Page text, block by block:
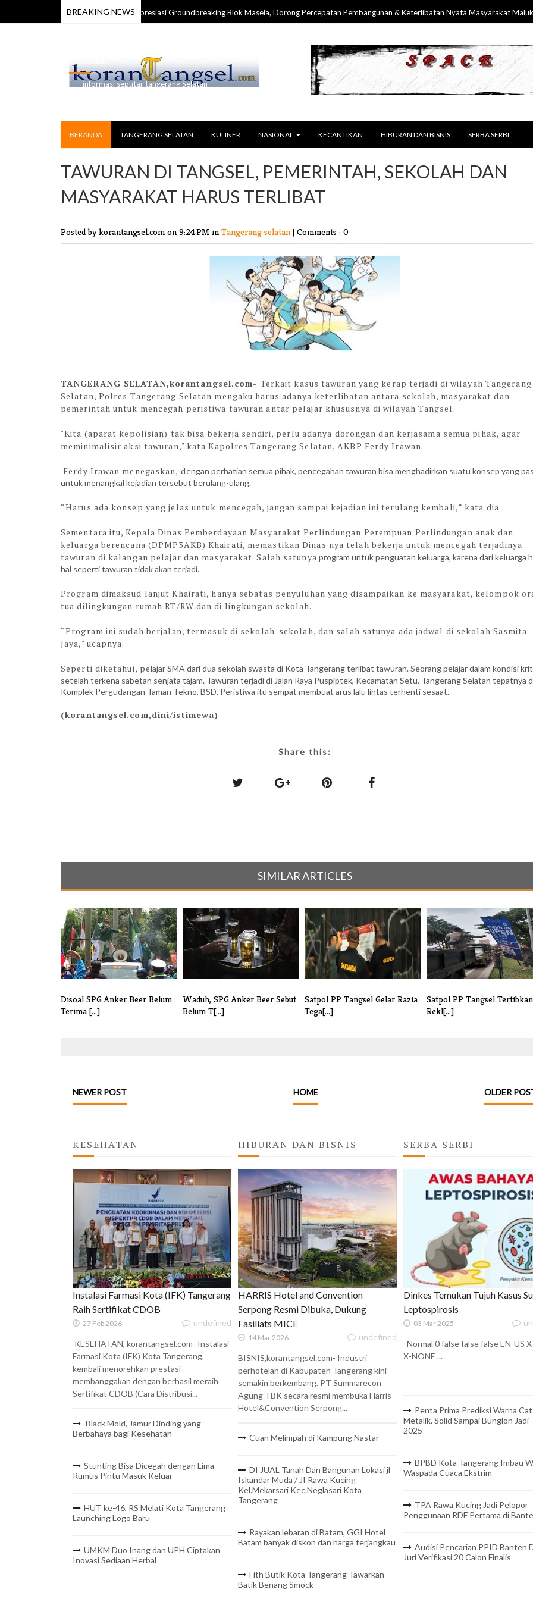
BREAKING NEWS
Karang Taruna Maluku Apresiasi Groundbreaking Blok Masela, Dorong Percepatan Pembangunan & Keterlibatan Nyata Masyarakat Maluku
informasi seputar tangerang Selatan
BERANDA TANGERANG SELATAN KULINER NASIONAL KECANTIKAN HIBURAN DAN BISNIS SERBA SERBI
TAWURAN DI TANGSEL, PEMERINTAH, SEKOLAH DAN
MASYARAKAT HARUS TERLIBAT
Posted by korantangsel.com on 9:24 PM in Tangerang selatan | Comments : 0
TANGERANG SELATAN,korantangsel.com- Terkait kasus tawuran yang kerap terjadi di wilayah Tangerang
Selatan, Polres Tangerang Selatan mengaku harus adanya keterlibatan antara sekolah, masyarakat dan
pemerintah untuk mencegah peristiwa tawuran antar pelajar khususnya di wilayah Tangsel.
"Kita (aparat kepolisian) tak bisa bekerja sendiri, perlu adanya dorongan dan kerjasama semua pihak, agar
meminimalisir aksi tawuran," kata Kapolres Tangerang Selatan, AKBP Ferdy Irawan.
Ferdy Irawan menegaskan, dengan perhatian semua pihak, pencegahan tawuran bisa menghadirkan suatu konsep yang
untuk menangkal kejadian tersebut berulang-ulang.
“Harus ada konsep yang jelas untuk mencegah, jangan sampai kejadian ini terulang kembali,” kata dia.
Sementara itu, Kepala Dinas Pemberdayaan Masyarakat Perlindungan Perempuan Perlindungan anak dan
keluarga berencana (DPMP3AKB) Khairati, memastikan Dinas nya telah bekerja untuk mencegah terjadinya
tawuran di kalangan pelajar dan masyarakat. Salah satunya program untuk penguatan keluarga, karena dari keluarga
hal seperti tawuran tidak akan terjadi.
Program dimaksud lanjut Khairati, hanya sebatas penyuluhan yang disampaikan ke masyarakat, kelompok
tua dilingkungan rumah RT/RW dan di lingkungan sekolah.
“Program ini sudah berjalan, termasuk di sekolah-sekolah, dan salah satunya ada jadwal di sekolah Sasmita
Jaya," ucapnya.
Seperti diketahui, pelajar SMA dari dua sekolah swasta di Kota Tangerang terlibat tawuran. Seorang pelajar dalam kondisi
setelah terkena sabetan senjata tajam. Tawuran terjadi di Jalan Raya Puspiptek, Kecamatan Setu, Tangerang Selatan tepatnya
Komplek Pergudangan Taman Tekno, BSD. Peristiwa itu sempat membuat arus lalu lintas terhenti sesaat.
(korantangsel.com,dini/istimewa)
Share this:
SIMILAR ARTICLES
Disoal SPG Anker Beer Belum
Terima [...]
Waduh, SPG Anker Beer Sebut
Belum T[...]
Satpol PP Tangsel Gelar Razia
Tega[...]
Satpol PP Tangsel
Rekl[...]
NEWER POST OLDER
HOME
KESEHATAN
Instalasi Farmasi Kota (IFK) Tangerang
Raih Sertifikat CDOB
27 Feb 2026 undefined
KESEHATAN, korantangsel.com- Instalasi
Farmasi Kota (IFK) Kota Tangerang,
kembali menorehkan prestasi
membanggakan dengan berhasil meraih
Sertifikat CDOB (Cara Distribusi...
Black Mold, Jamur Dinding yang
Berbahaya bagi Kesehatan
Stunting Bisa Dicegah dengan Lima
Rumus Pintu Masuk Keluar
HUT ke-46, RS Melati Kota Tangerang
Launching Logo Baru
UMKM Duo Inang dan UPH Ciptakan
Inovasi Sediaan Herbal
HIBURAN DAN BISNIS
HARRIS Hotel and Convention
Serpong Resmi Dibuka, Dukung
Fasiliats MICE
14 Mar 2026 undefined
BISNIS,korantangsel.com- Industri
perhotelan di Kabupaten Tangerang kini
semakin berkembang. PT Summarecon
Agung TBK secara resmi membuka Harris
Hotel&Convention Serpong...
Cuan Melimpah di Kampung Nastar
DI JUAL Tanah Dan Bangunan Lokasi jl
Iskandar Muda / JI Rawa Kucing
Kel.Mekarsari Kec.Neglasari Kota
Tangerang
Rayakan lebaran di Batam, GGI Hotel
Batam banyak diskon dan harga terjangkau
Fith Butik Kota Tangerang Tawarkan
Batik Benang Smock
SERBA SERBI
Dinkes Temukan Tujuh Kasus
Leptospirosis
03 Mar 2025
Normal 0 false false false EN-US
X-NONE ...
Penta Prima Prediksi Warna
Metalik, Solid Sampai Bunglon Jadi
2025
BPBD Kota Tangerang Imbau
Waspada Cuaca Ekstrim
TPA Rawa Kucing Jadi Pelopor
Penggunaan RDF Pertama di
Audisi Pencarian PPID Banten
Juri Verifikasi 20 Calon Finalis